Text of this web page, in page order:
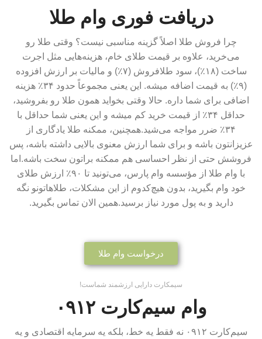
دریافت فوری وام طلا
چرا فروش طلا اصلاً گزینه مناسبی نیست؟ وقتی طلا رو
می‌خرید، علاوه بر قیمت طلای خام، هزینه‌هایی مثل اجرت
ساخت (۱۸٪)، سود طلافروش (۷٪) و مالیات بر ارزش افزوده
(۹٪) به قیمت اضافه میشه. این یعنی مجموعاً حدود ۳۴٪ هزینه
اضافی برای شما داره. حالا وقتی بخواید همون طلا رو بفروشید،
حداقل ۳۴٪ از قیمت خرید کم میشه و این یعنی شما حداقل با
۳۴٪ ضرر مواجه می‌شید.همچنین، ممکنه طلا یادگاری از
عزیزانتون باشه و برای شما ارزش معنوی بالایی داشته باشه، پس
فروشش حتی از نظر احساسی هم ممکنه براتون سخت باشه.اما
با وام طلا از مؤسسه وام پارس، می‌تونید تا ۹۰٪ ارزش طلای
خود وام بگیرید، بدون هیچ‌کدوم از این مشکلات، طلاهاتونو نگه
دارید و به پول مورد نیاز برسید.همین الان تماس بگیرید.
درخواست وام طلا
سیمکارت دارایی ارزشمند شماست!
وام سیم‌کارت ۰۹۱۲
سیم‌کارت ۰۹۱۲ نه فقط یه خط، بلکه یه سرمایه اقتصادی و یه